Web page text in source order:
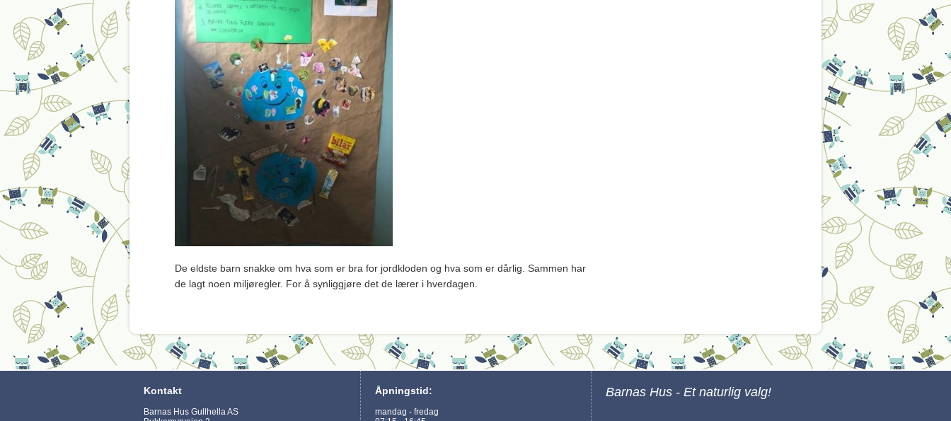
De eldste barn snakke om hva som er bra for jordkloden og hva som er dårlig. Sammen har
de lagt noen miljøregler. For å synliggjøre det de lærer i hverdagen.
Kontakt
Barnas Hus Gullhella AS
Åpningstid:
mandag - fredag
Barnas Hus - Et naturlig valg!